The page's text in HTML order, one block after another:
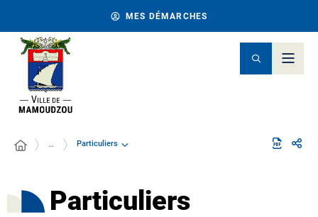
MES DÉMARCHES
… Particuliers
Particuliers